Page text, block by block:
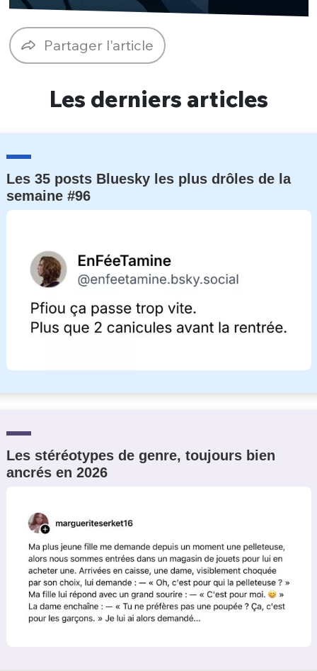
Partager l'article
Les derniers articles
Les 35 posts Bluesky les plus drôles de la
semaine #96
Les stéréotypes de genre, toujours bien
ancrés en 2026
Un Thread